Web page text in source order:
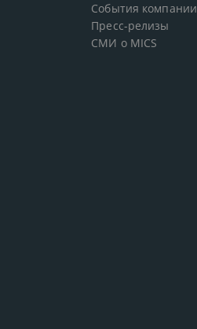
События компании
Пресс-релизы
СМИ о MICS